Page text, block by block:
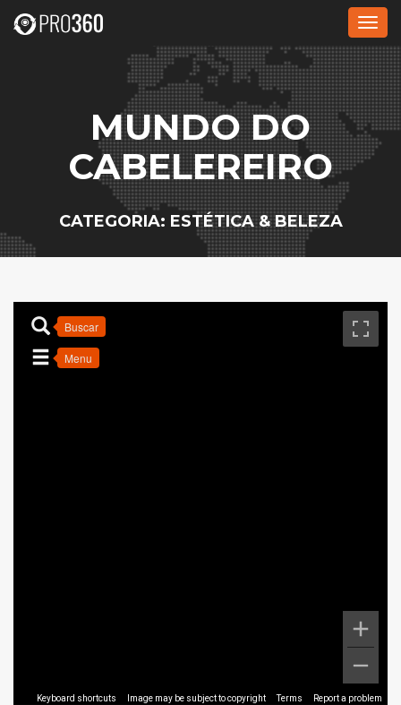
MUNDO DO
CABELEREIRO
CATEGORIA: ESTÉTICA & BELEZA